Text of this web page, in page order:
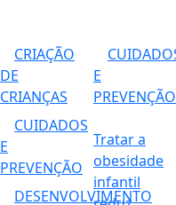
CRIAÇÃO
DE
CRIANÇAS
CUIDADOS
E
PREVENÇÃO
DESENVOLVIMENTO
E
PREVENÇÃO
Tratar a
obesidade
infantil